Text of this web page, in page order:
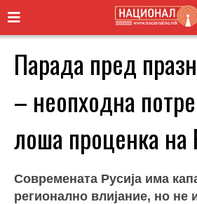
Парада пред
– неопходна
лоша проценка на
Современата Русија има
регионално влијание, но не